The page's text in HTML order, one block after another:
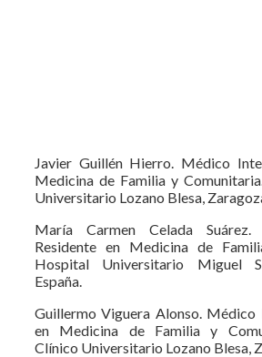
Javier Guillén Hierro. Médico
Medicina de Familia y
Universitario Lozano Blesa,
María Carmen Celada
Residente en Medicina de
Hospital Universitario Miguel
España.
Guillermo Viguera Alonso. Médico
en Medicina de Familia y
Clínico Universitario Lozano Blesa,